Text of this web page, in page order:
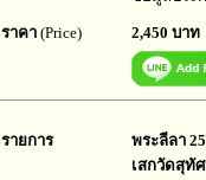
ราคา (Price) 2,450 บาท
รายการ
พระลีลา
เสกวัดสุทั